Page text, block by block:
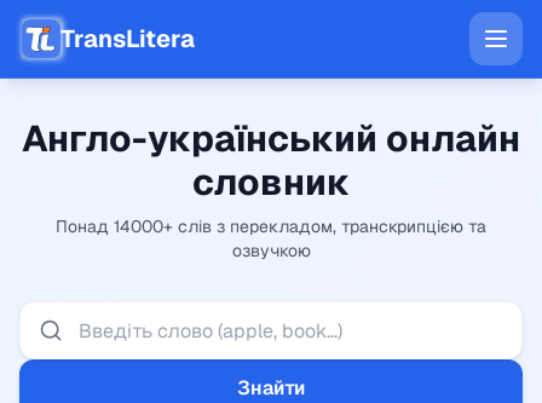
TransLitera
Англо-український онлайн
словник
Понад 14000+ слів з перекладом, транскрипцією та
озвучкою
Знайти